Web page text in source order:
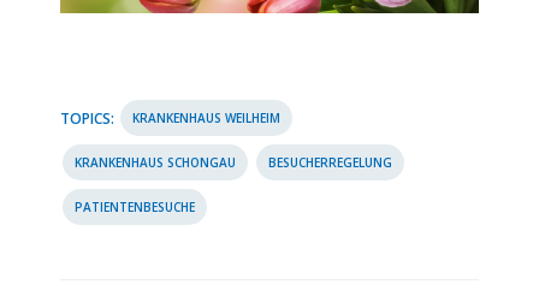
TOPICS: KRANKENHAUS WEILHEIM
KRANKENHAUS SCHONGAU BESUCHERREGELUNG
PATIENTENBESUCHE